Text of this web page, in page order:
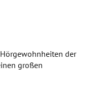
der
großen
aufzugreifen.